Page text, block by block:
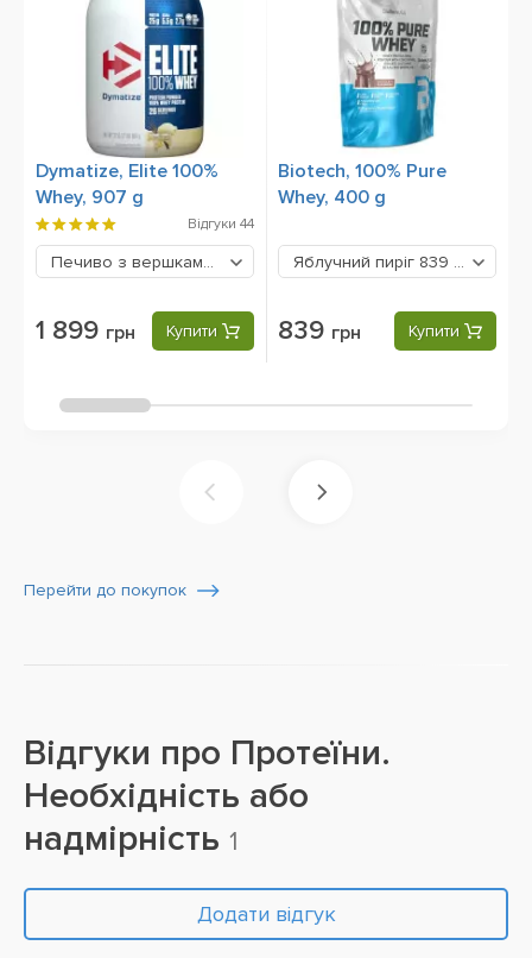
Dymatize, Elite 100%
Whey, 907 g
Відгуки 44
Печиво з вершками 1899 грн
1 899 грн Купити
Biotech, 100% Pure
Whey, 400 g
Яблучний пиріг 839 грн
839 грн Купити
Перейти до покупок
Відгуки про Протеїни.
Необхідність або
надмірність 1
Додати відгук